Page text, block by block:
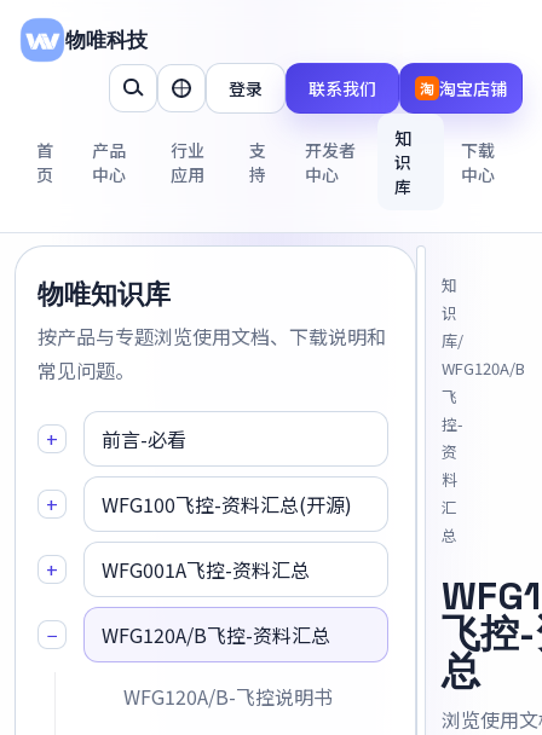
物唯科技
首
页
产品
中心
行业
应用
支
持
开发者
中心
知
识
库
下载
中心
登录 联系我们 淘 淘宝店铺
物唯知识库
按产品与专题浏览使用文档、下载说明和
常见问题。
+ 前言-必看
+ WFG100飞控-资料汇总(开源)
+ WFG001A飞控-资料汇总
− WFG120A/B飞控-资料汇总
WFG120A/B-飞控说明书
知
识
库/
WFG120A/B
飞
控-
资
料
汇
总
飞控
总
浏览使用